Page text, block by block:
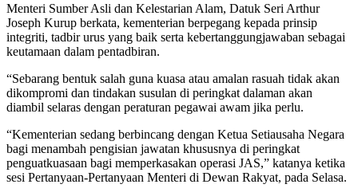
Menteri Sumber Asli dan Kelestarian Alam, Datuk Seri Arthur
Joseph Kurup berkata, kementerian berpegang kepada prinsip
integriti, tadbir urus yang baik serta kebertanggungjawaban sebagai
keutamaan dalam pentadbiran.
“Sebarang bentuk salah guna kuasa atau amalan rasuah tidak akan
dikompromi dan tindakan susulan di peringkat dalaman akan
diambil selaras dengan peraturan pegawai awam jika perlu.
“Kementerian sedang berbincang dengan Ketua Setiausaha Negara
bagi menambah pengisian jawatan khususnya di peringkat
penguatkuasaan bagi memperkasakan operasi JAS,” katanya ketika
sesi Pertanyaan-Pertanyaan Menteri di Dewan Rakyat, pada Selasa.